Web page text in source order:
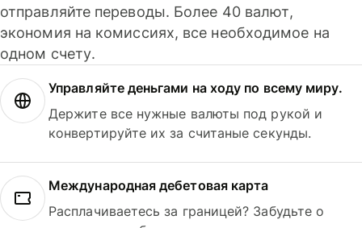
отправляйте переводы. Более 40 валют,
экономия на комиссиях, все необходимое на
одном счету.
Управляйте деньгами на ходу по всему миру.
Держите все нужные валюты под рукой и
конвертируйте их за считаные секунды.
Международная дебетовая карта
Расплачиваетесь за границей? Забудьте о